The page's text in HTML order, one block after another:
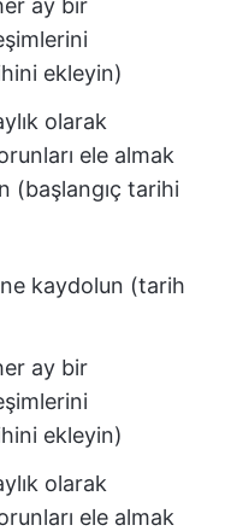
ay bir
ekleyin)
olarak
ele almak
(başlangıç tarihi
kaydolun (tarih
ay bir
ekleyin)
olarak
ele almak